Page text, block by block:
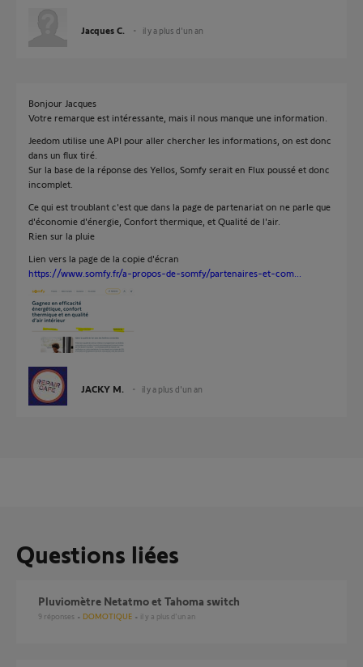
Jacques C. il y a plus d'un an
Bonjour Jacques
Votre remarque est intéressante, mais il nous manque une information.
Jeedom utilise une API pour aller chercher les informations, on est donc
dans un flux tiré.
Sur la base de la réponse des Yellos, Somfy serait en Flux poussé et donc
incomplet.
Ce qui est troublant c'est que dans la page de partenariat on ne parle que
d'économie d'énergie, Confort thermique, et Qualité de l'air.
Rien sur la pluie
Lien vers la page de la copie d'écran
https://www.somfy.fr/a-propos-de-somfy/partenaires-et-com...
JACKY M. il y a plus d'un an
Questions liées
Pluviomètre Netatmo et Tahoma switch
9 réponses DOMOTIQUE il y a plus d'un an